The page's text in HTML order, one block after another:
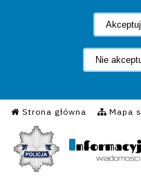
Nie
Strona główna Mapa